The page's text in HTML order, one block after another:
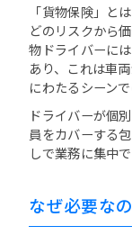
「貨物保険」と
どのリスクから
物ドライバーに
あり、これは車
にわたるシーン
ドライバーが個
員をカバーする
しで業務に集中
なぜ必要な